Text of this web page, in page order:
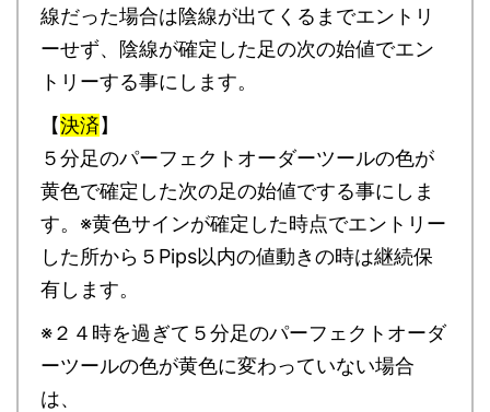
線だった場合は陰線が出てくるまでエントリ
ーせず、陰線が確定した足の次の始値でエン
トリーする事にします。
【決済】
５分足のパーフェクトオーダーツールの色が
黄色で確定した次の足の始値でする事にしま
す。※黄色サインが確定した時点でエントリー
した所から５Pips以内の値動きの時は継続保
有します。
※２４時を過ぎて５分足のパーフェクトオーダ
ーツールの色が黄色に変わっていない場合
は、